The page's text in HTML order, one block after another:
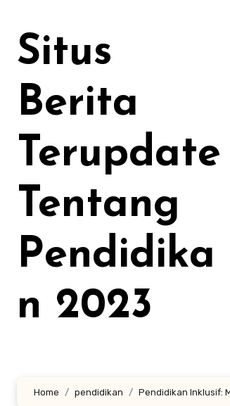
contentSitus
Berita
Terupdate
Tentang
Pendidika
n 2023
Home pendidikan Pendidikan Inklusif: